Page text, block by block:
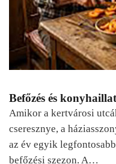
Befőzés és konyhaillat
Amikor a kertvárosi
cseresznye, a
az év egyik
befőzési szezon. A…